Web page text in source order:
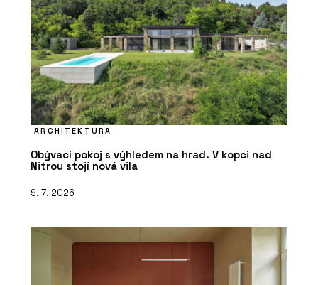
ARCHITEKTURA
Obývací pokoj s výhledem na hrad. V kopci nad
Nitrou stojí nová vila
9. 7. 2026